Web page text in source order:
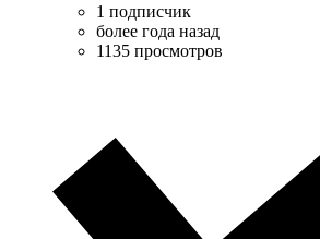
1 подписчик
более года назад
1135 просмотров